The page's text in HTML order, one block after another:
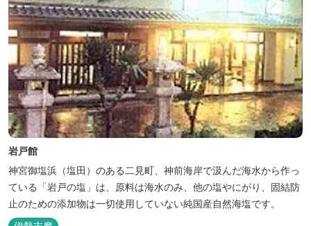
岩戸館
神宮御塩浜（塩田）のある二見町、神前海岸で汲んだ海水から作っ
ている「岩戸の塩」は、原料は海水のみ、他の塩やにがり、固結防
止のための添加物は一切使用していない純国産自然海塩です。